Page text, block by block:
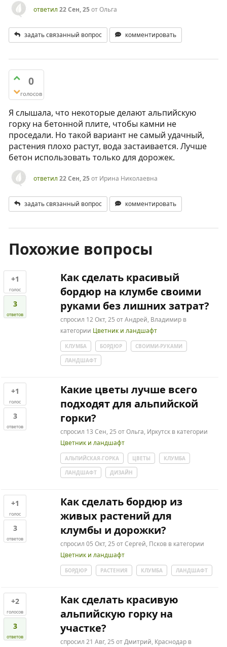
ответил 22 Сен, 25отОльга
задать связанный вопрос комментировать
0
голосов
Я слышала, что некоторые делают альпийскую
горку на бетонной плите, чтобы камни не
проседали. Но такой вариант не самый удачный,
растения плохо растут, вода застаивается. Лучше
бетон использовать только для дорожек.
ответил 22 Сен, 25от Ирина Николаевна
задать связанный вопрос комментировать
Похожие вопросы
+1
голос
3
ответов
Как сделать красивый
бордюр на клумбе своими
руками без лишних затрат?
спросил 12 Окт, 25 отАндрей, Владимир в
категории Цветник и ландшафт
КЛУМБА БОРДЮР
СВОИМИ-РУКАМИ
ЛАНДШАФТ
+1
голос
3
ответов
Какие цветы лучше всего
подходят для альпийской
горки?
спросил 13 Сен, 25 отОльга, Иркутск в категории
Цветник и ландшафт
АЛЬПИЙСКАЯ-ГОРКА ЦВЕТЫ
КЛУМБА
ЛАНДШАФТ
ДИЗАЙН
+1
голос
3
ответов
Как сделать бордюр из
живых растений для
клумбы и дорожки?
спросил 05 Окт, 25 отСергей, Псков в категории
Цветник и ландшафт
БОРДЮР РАСТЕНИЯ КЛУМБА ЛАНДШАФТ
+2
голосов
3
ответов
Как сделать красивую
альпийскую горку на
участке?
спросил 21 Авг, 25 отДмитрий, Краснодар в